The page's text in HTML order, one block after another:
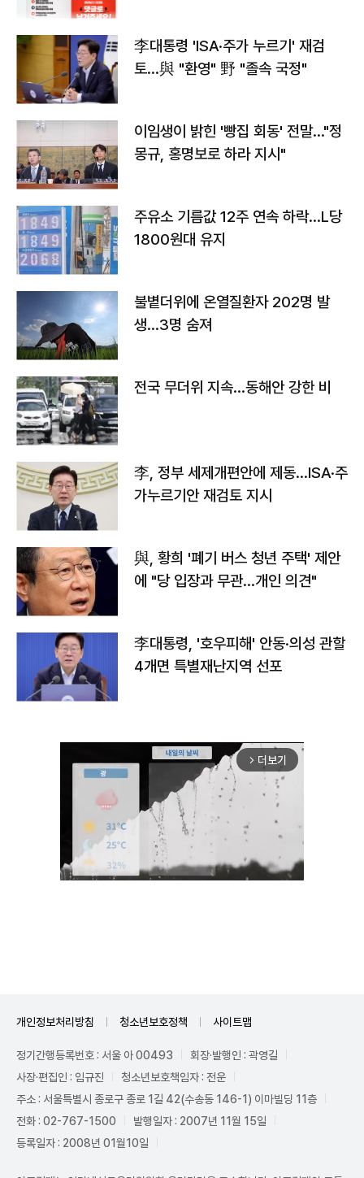
李대통령 'ISA·주가 누르기' 재검
토…與 "환영" 野 "졸속 국정"
이임생이 밝힌 '빵집 회동' 전말…"정
몽규, 홍명보로 하라 지시"
주유소 기름값 12주 연속 하락…L당
1800원대 유지
불볕더위에 온열질환자 202명 발
생…3명 숨져
전국 무더위 지속…동해안 강한 비
李, 정부 세제개편안에 제동…ISA·주
가누르기안 재검토 지시
與, 황희 '폐기 버스 청년 주택' 제안
에 "당 입장과 무관…개인 의견"
李대통령, '호우피해' 안동·의성 관할
4개면 특별재난지역 선포
arrow_forward_ios 더보기
개인정보처리방침 청소년보호정책 사이트맵
정기간행등록번호 : 서울 아 00493
회장·발행인 : 곽영길
사장·편집인 : 임규진
청소년보호책임자 : 전운
주소 : 서울특별시 종로구 종로 1길 42(수송동 146-1) 이마빌딩 11층
전화 : 02-767-1500
발행일자 : 2007년 11월 15일
등록일자 : 2008년 01월10일